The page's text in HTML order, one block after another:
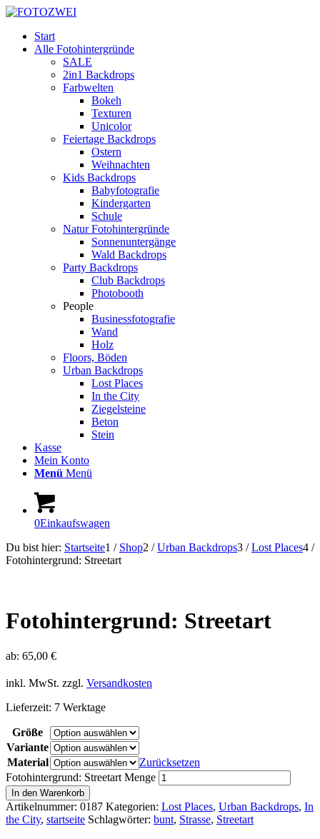
Start
Alle Fotohintergründe
SALE
2in1 Backdrops
Farbwelten
Bokeh
Texturen
Unicolor
Feiertage Backdrops
Ostern
Weihnachten
Kids Backdrops
Babyfotografie
Kindergarten
Schule
Natur Fotohintergründe
Sonnenuntergänge
Wald Backdrops
Party Backdrops
Club Backdrops
Photobooth
People
Businessfotografie
Wand
Holz
Floors, Böden
Urban Backdrops
Lost Places
In the City
Ziegelsteine
Beton
Stein
Kasse
Mein Konto
Menü Menü
0Einkaufswagen
Du bist hier: Startseite1 / Shop2 / Urban Backdrops3 / Lost Places4 /
Fotohintergrund: Streetart
Fotohintergrund: Streetart
ab: 65,00 €
inkl. MwSt. zzgl. Versandkosten
Lieferzeit: 7 Werktage
Größe
Variante
Material
Zurücksetzen
Fotohintergrund: Streetart Menge
In den Warenkorb
Artikelnummer: 0187 Kategorien: Lost Places, Urban Backdrops, In
the City, startseite Schlagwörter: bunt, Strasse, Streetart